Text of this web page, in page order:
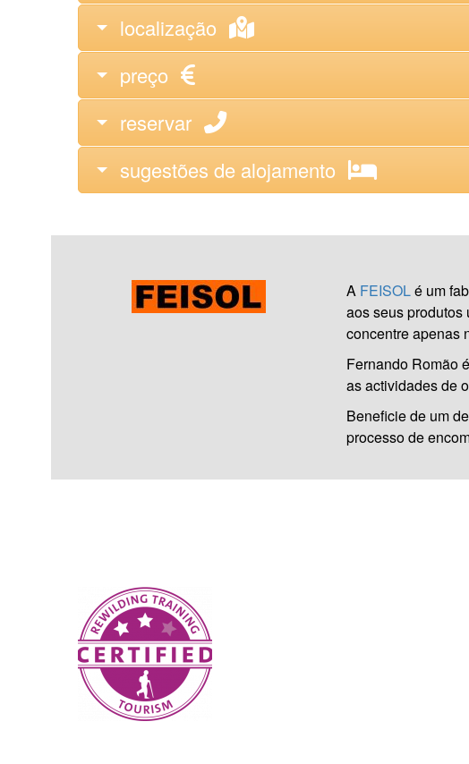
localização
preço
reservar
sugestões de alojamento
A FEISOLé um
aos seus
concentre apenas
Fernando Romão
as actividades de
Beneficie de um
processo de